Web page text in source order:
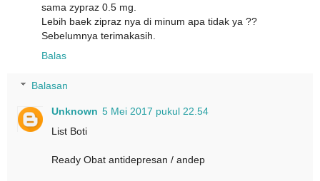
sama zypraz 0.5 mg.
Lebih baek zipraz nya di minum apa tidak ya ??
Sebelumnya terimakasih.
Balas
Balasan
Unknown 5 Mei 2017 pukul 22.54
List Boti
Ready Obat antidepresan / andep